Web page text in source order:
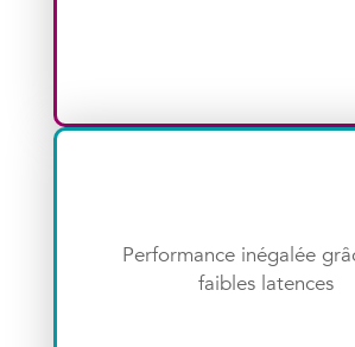
Performance inégalée
faibles latences